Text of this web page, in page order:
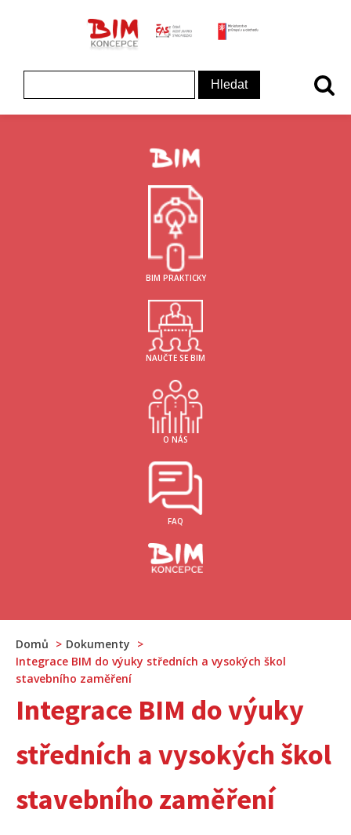
Koncepce BIM - logo
ČAS - logo
BIM PRAKTICKY
NAUČTE SE BIM
O NÁS
FAQ
Domů
Dokumenty
Integrace BIM do výuky středních a vysokých škol
stavebního zaměření
Integrace BIM do výuky
středních a vysokých škol
stavebního zaměření